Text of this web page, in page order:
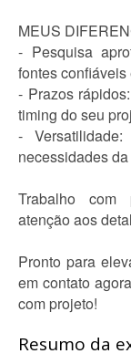
MEUS
- Pesquisa
fontes
- Prazos
timing do seu
-
necessidades
Trabalho com
atenção aos
Pronto para
em contato
com projeto!
Resumo da